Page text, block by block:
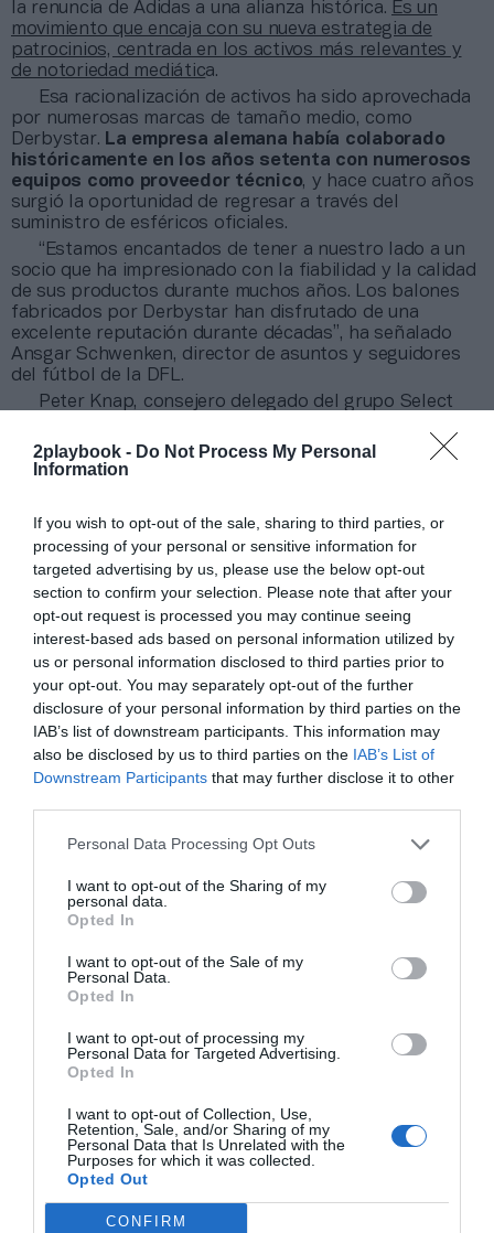
2playbook - Do Not Process My Personal
Information
If you wish to opt-out of the sale, sharing to third parties, or
processing of your personal or sensitive information for
targeted advertising by us, please use the below opt-out
section to confirm your selection. Please note that after your
opt-out request is processed you may continue seeing
interest-based ads based on personal information utilized by
us or personal information disclosed to third parties prior to
your opt-out. You may separately opt-out of the further
disclosure of your personal information by third parties on the
IAB’s list of downstream participants. This information may
also be disclosed by us to third parties on the IAB’s List of
Downstream Participants that may further disclose it to other
Personal Data Processing Opt Outs
I want to opt-out of the Sharing of my
personal data.
Opted In
I want to opt-out of the Sale of my
Personal Data.
Opted In
I want to opt-out of processing my
Personal Data for Targeted Advertising.
Opted In
I want to opt-out of Collection, Use,
Retention, Sale, and/or Sharing of my
Personal Data that Is Unrelated with the
Purposes for which it was collected.
Opted Out
CONFIRM
Índex2P
Bundesliga
la renuncia de Adidas a una alianza histórica. Es un
movimiento que encaja con su nueva estrategia de
patrocinios, centrada en los activos más relevantes y
de notoriedad mediática.
Esa racionalización de activos ha sido aprovechada
por numerosas marcas de tamaño medio, como
Derbystar. La empresa alemana había colaborado
históricamente en los años setenta con numerosos
equipos como proveedor técnico, y hace cuatro años
surgió la oportunidad de regresar a través del
suministro de esféricos oficiales.
“Estamos encantados de tener a nuestro lado a un
socio que ha impresionado con la fiabilidad y la calidad
de sus productos durante muchos años. Los balones
fabricados por Derbystar han disfrutado de una
excelente reputación durante décadas”, ha señalado
Ansgar Schwenken, director de asuntos y seguidores
del fútbol de la DFL.
Peter Knap, consejero delegado del grupo Select
erigido en “uno de los principales fabricantes de
balones”.“Proporcionamos balones oficiales de las
nuestras asociaciones ligueras”, ha añadido.
Las principales ligas en muchos países diferentes
como Bélgica, Canadá, Dinamarca, Finlandia, Islandia,
los Países Bajos, Noruega, Portugal y Suecia usan
balones de la multinacional.
Añadir2Playbookcomo fuente preferida de Google
de forma gratuita
Mantente informado con las últimas noticias de actualidad.
ACTIVAR AHORA
Compartir
Publicidad
2Playbook Club2P